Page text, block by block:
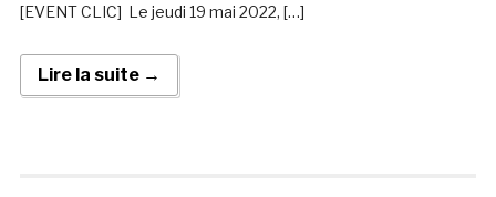
[EVENT CLIC] Le jeudi 19 mai 2022, […]
Lire la suite →